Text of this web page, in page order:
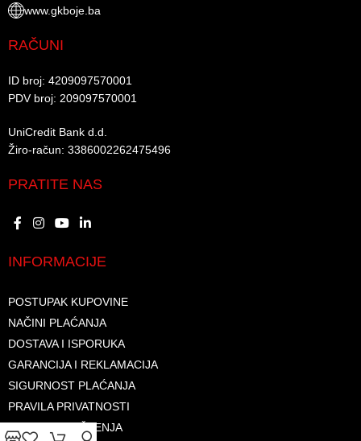
www.gkboje.ba
RAČUNI
ID broj: 4209097570001​
PDV broj: 209097570001 ​
UniCredit Bank d.d.​
Žiro-račun: 3386002262475496​​
PRATITE NAS
INFORMACIJE
POSTUPAK KUPOVINE
NAČINI PLAĆANJA
DOSTAVA I ISPORUKA
GARANCIJA I REKLAMACIJA
SIGURNOST PLAĆANJA
PRAVILA PRIVATNOSTI
USLOVI KORIŠTENJA